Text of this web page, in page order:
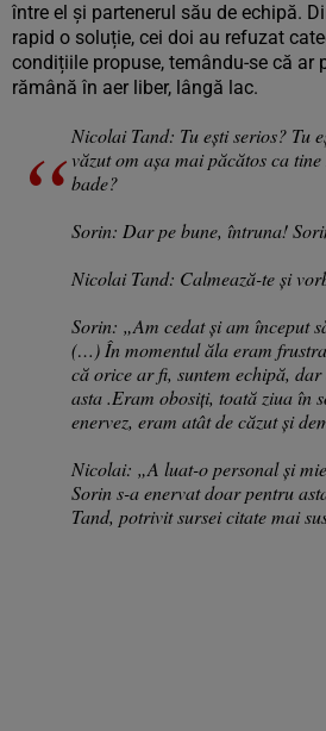
între el și partenerul său de echipă.
rapid o soluție, cei doi au refuzat
condițiile propuse, temându-se că ar
rămână în aer liber, lângă lac.
Nicolai Tand: Tu ești serios? Tu
văzut om așa mai păcătos ca
bade?
Sorin: Dar pe bune, întruna!
Nicolai Tand: Calmează-te și
Sorin: „Am cedat și am început
(…) În momentul ăla eram
că orice ar fi, suntem echipă,
asta .Eram obosiți, toată ziua în
enervez, eram atât de căzut și
Nicolai: „A luat-o personal și
Sorin s-a enervat doar pentru
Tand, potrivit sursei citate mai